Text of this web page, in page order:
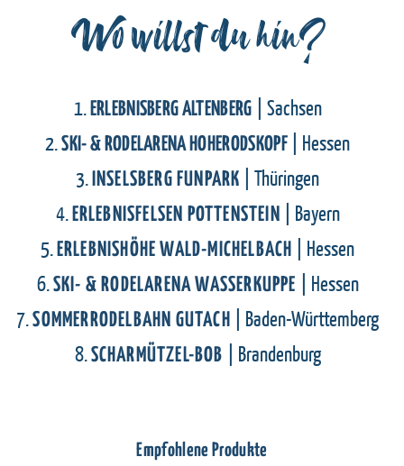
Wo willst du hin?
1. ERLEBNISBERG ALTENBERG
| Sachsen
2.SKI- & RODELARENA HOHERODSKOPF| Hessen
3. INSELSBERG FUNPARK
| Thüringen
4. ERLEBNISFELSEN POTTENSTEIN
| Bayern
5. ERLEBNISHÖHE WALD-MICHELBACH
| Hessen
6.SKI- & RODELARENA WASSERKUPPE
| Hessen
7.SOMMERRODELBAHN GUTACH
| Baden-Württemberg
8.SCHARMÜTZEL-BOB | Brandenburg
Empfohlene Produkte